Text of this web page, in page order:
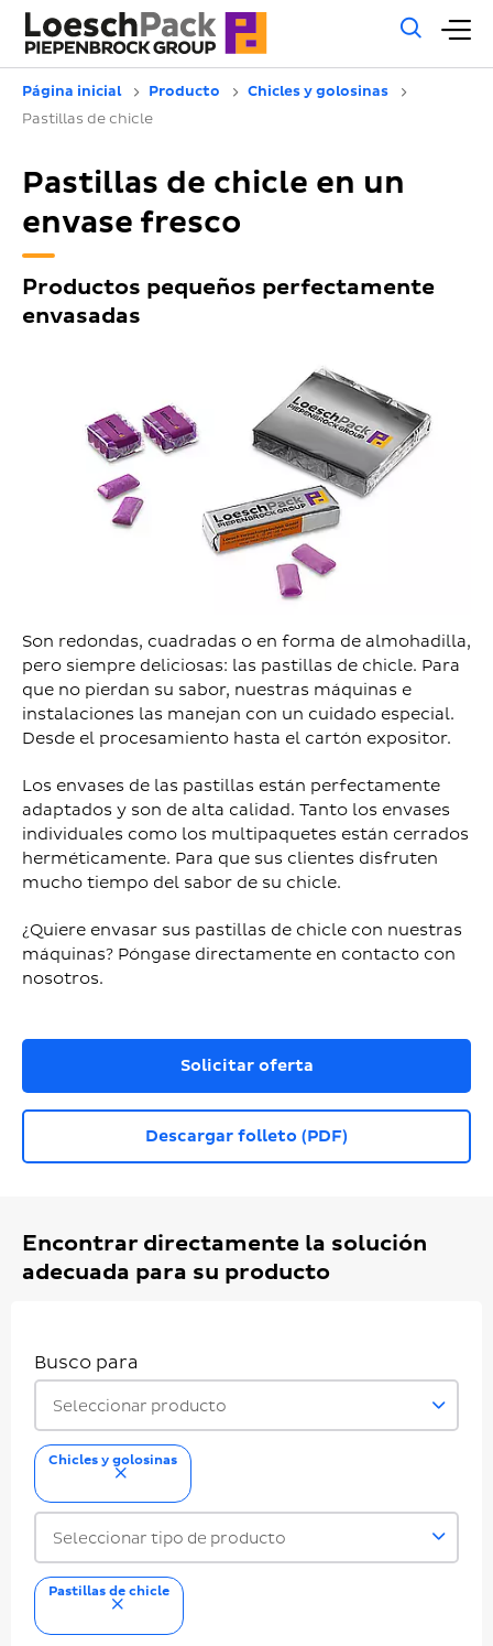
Página inicial Producto
Chicles y golosinas
Pastillas de chicle
Pastillas de chicle en un
envase fresco
Productos pequeños perfectamente
envasadas
Son redondas, cuadradas o en forma de almohadilla,
pero siempre deliciosas: las pastillas de chicle. Para
que no pierdan su sabor, nuestras máquinas e
instalaciones las manejan con un cuidado especial.
Desde el procesamiento hasta el cartón expositor.
Los envases de las pastillas están perfectamente
adaptados y son de alta calidad. Tanto los envases
individuales como los multipaquetes están cerrados
herméticamente. Para que sus clientes disfruten
mucho tiempo del sabor de su chicle.
¿Quiere envasar sus pastillas de chicle con nuestras
máquinas? Póngase directamente en contacto con
nosotros.
Solicitar oferta
Descargar folleto (PDF)
Encontrar directamente la solución
adecuada para su producto
Busco para
Seleccionar producto
Chicles y golosinas
eliminar
Seleccionar tipo de producto
Pastillas de chicle
eliminar